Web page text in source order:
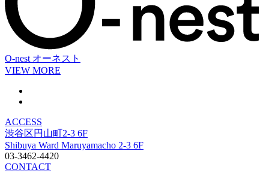
O-nest オーネスト
VIEW MORE
ACCESS
渋谷区円山町2-3 6F
Shibuya Ward Maruyamacho 2-3 6F
03-3462-4420
CONTACT